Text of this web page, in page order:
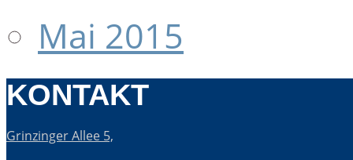
Mai 2015
KONTAKT
Grinzinger Allee 5,